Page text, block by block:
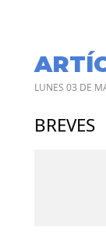
LUNES 03 DE
BREVES